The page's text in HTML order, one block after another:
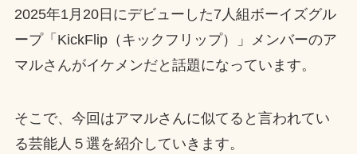
2025年1月20日にデビューした7人組ボーイズグル
ープ「KickFlip（キックフリップ）」メンバーのア
マルさんがイケメンだと話題になっています。
そこで、今回はアマルさんに似てると言われてい
る芸能人５選を紹介していきます。